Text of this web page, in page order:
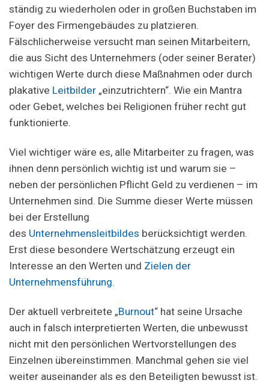
ständig zu wiederholen oder in großen Buchstaben im
Foyer des Firmengebäudes zu platzieren.
Fälschlicherweise versucht man seinen Mitarbeitern,
die aus Sicht des Unternehmers (oder seiner Berater)
wichtigen Werte durch diese Maßnahmen oder durch
plakative Leitbilder „einzutrichtern“. Wie ein Mantra
oder Gebet, welches bei Religionen früher recht gut
funktionierte.
Viel wichtiger wäre es, alle Mitarbeiter zu fragen, was
ihnen denn persönlich wichtig ist und warum sie –
neben der persönlichen Pflicht Geld zu verdienen – im
Unternehmen sind. Die Summe dieser Werte müssen
bei der Erstellung
des Unternehmensleitbildes berücksichtigt werden.
Erst diese besondere Wertschätzung erzeugt ein
Interesse an den Werten und Zielen der
Unternehmensführung.
Der aktuell verbreitete „Burnout“ hat seine Ursache
auch in falsch interpretierten Werten, die unbewusst
nicht mit den persönlichen Wertvorstellungen des
Einzelnen übereinstimmen. Manchmal gehen sie viel
weiter auseinander als es den Beteiligten bewusst ist.